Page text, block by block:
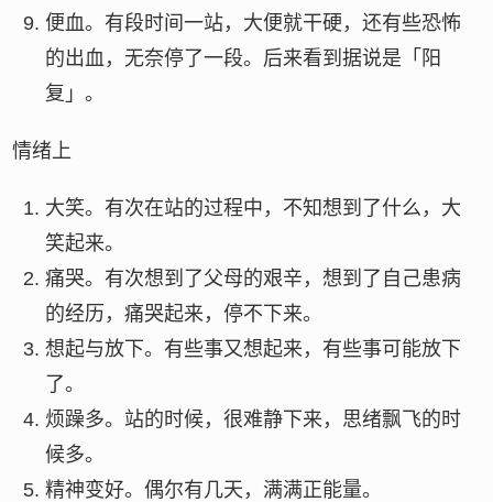
便血。有段时间一站，大便就干硬，还有些恐怖
的出血，无奈停了一段。后来看到据说是「阳
复」。
情绪上
大笑。有次在站的过程中，不知想到了什么，大
笑起来。
痛哭。有次想到了父母的艰辛，想到了自己患病
的经历，痛哭起来，停不下来。
想起与放下。有些事又想起来，有些事可能放下
了。
烦躁多。站的时候，很难静下来，思绪飘飞的时
候多。
精神变好。偶尔有几天，满满正能量。